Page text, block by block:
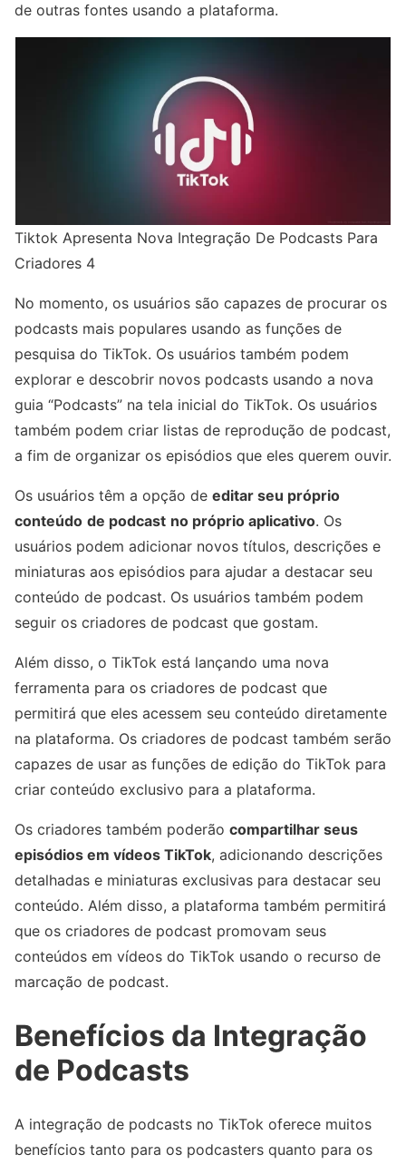
de outras fontes usando a plataforma.
Tiktok Apresenta Nova Integração De Podcasts Para
Criadores 4
No momento, os usuários são capazes de procurar os
podcasts mais populares usando as funções de
pesquisa do TikTok. Os usuários também podem
explorar e descobrir novos podcasts usando a nova
guia “Podcasts” na tela inicial do TikTok. Os usuários
também podem criar listas de reprodução de podcast,
a fim de organizar os episódios que eles querem ouvir.
Os usuários têm a opção de editar seu próprio
conteúdo de podcast no próprio aplicativo. Os
usuários podem adicionar novos títulos, descrições e
miniaturas aos episódios para ajudar a destacar seu
conteúdo de podcast. Os usuários também podem
seguir os criadores de podcast que gostam.
Além disso, o TikTok está lançando uma nova
ferramenta para os criadores de podcast que
permitirá que eles acessem seu conteúdo diretamente
na plataforma. Os criadores de podcast também serão
capazes de usar as funções de edição do TikTok para
criar conteúdo exclusivo para a plataforma.
Os criadores também poderão compartilhar seus
episódios em vídeos TikTok, adicionando descrições
detalhadas e miniaturas exclusivas para destacar seu
conteúdo. Além disso, a plataforma também permitirá
que os criadores de podcast promovam seus
conteúdos em vídeos do TikTok usando o recurso de
marcação de podcast.
Benefícios da Integração
de Podcasts
A integração de podcasts no TikTok oferece muitos
benefícios tanto para os podcasters quanto para os